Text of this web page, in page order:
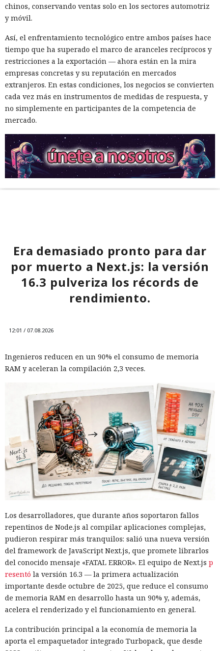
chinos, conservando ventas solo en los sectores automotriz
y móvil.
Así, el enfrentamiento tecnológico entre ambos países hace
tiempo que ha superado el marco de aranceles recíprocos y
restricciones a la exportación — ahora están en la mira
empresas concretas y su reputación en mercados
extranjeros. En estas condiciones, los negocios se convierten
cada vez más en instrumentos de medidas de respuesta, y
no simplemente en participantes de la competencia de
mercado.
Era demasiado pronto para dar
por muerto a Next.js: la versión
16.3 pulveriza los récords de
rendimiento.
12:01 / 07.08.2026
Ingenieros reducen en un 90% el consumo de memoria
RAM y aceleran la compilación 2,3 veces.
Los desarrolladores, que durante años soportaron fallos
repentinos de Node.js al compilar aplicaciones complejas,
pudieron respirar más tranquilos: salió una nueva versión
del framework de JavaScript Next.js, que promete librarlos
del conocido mensaje «FATAL ERROR». El equipo de Next.js p
resentó la versión 16.3 — la primera actualización
importante desde octubre de 2025, que reduce el consumo
de memoria RAM en desarrollo hasta un 90% y, además,
acelera el renderizado y el funcionamiento en general.
La contribución principal a la economía de memoria la
aporta el empaquetador integrado Turbopack, que desde